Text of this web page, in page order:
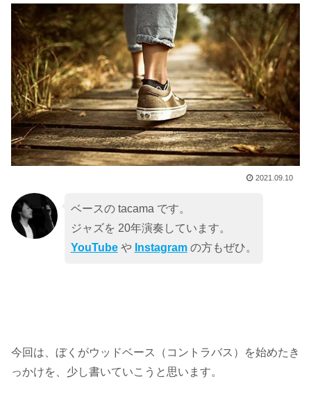
2021.09.10
ベースの tacama です。
ジャズを 20年演奏しています。
YouTubeや Instagramの方もぜひ。
今回は、ぼくがウッドベース（コントラバス）を始めたき
っかけを、少し書いていこうと思います。